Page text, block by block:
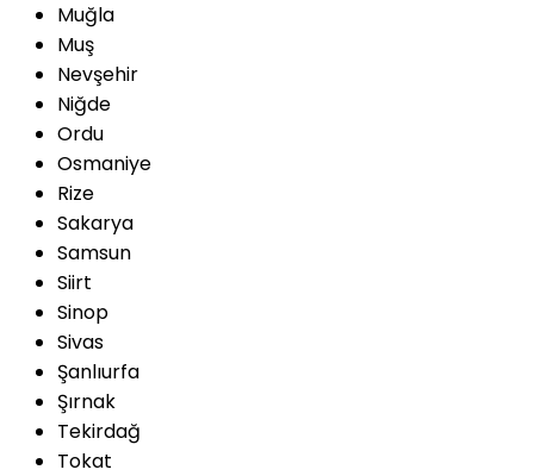
Muğla
Muş
Nevşehir
Niğde
Ordu
Osmaniye
Rize
Sakarya
Samsun
Siirt
Sinop
Sivas
Şanlıurfa
Şırnak
Tekirdağ
Tokat